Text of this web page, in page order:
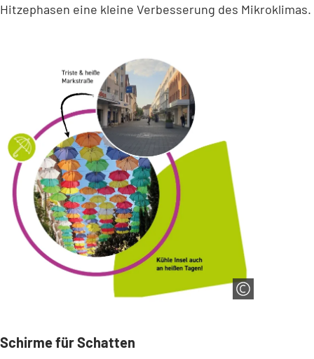
Hitzephasen eine kleine Verbesserung des Mikroklimas.
Schirme für Schatten